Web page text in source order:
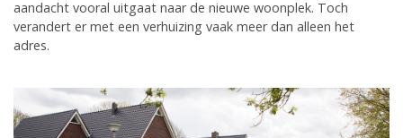
aandacht vooral uitgaat naar de nieuwe woonplek. Toch
verandert er met een verhuizing vaak meer dan alleen het
adres.